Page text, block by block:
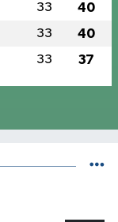
33 40
33 40
33 37